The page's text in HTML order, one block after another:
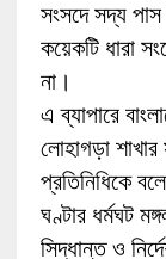
সংসদে সদ্য
কয়েকটি ধারা
না।
এ ব্যাপারে
লোহাগড়া
প্রতিনিধিকে
ঘণ্টার ধর্মঘট
সিদ্ধান্ত ও